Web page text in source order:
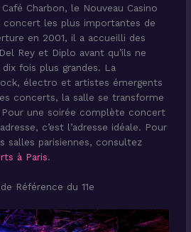
Charbon, le Nouveau Casino
concert les plus importantes de
en 2001, il a accueilli des
Rey et Diplo avant qu’ils ne
fois plus grandes. La
électro et artistes émergents
concerts, la salle se transforme
Pour une soirée complète concert
c’est l’adresse idéale. Pour
salles parisiennes, consultez
à Paris.
Référence du 11e